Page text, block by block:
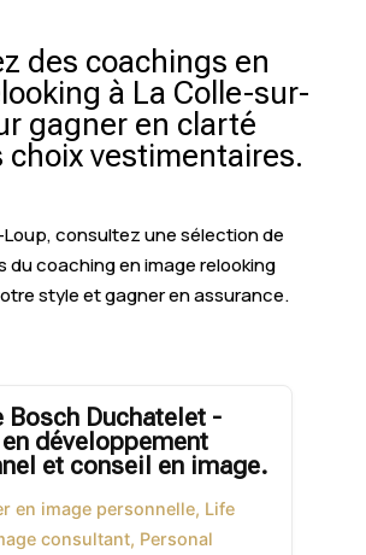
des coachings en
à La Colle-sur-
gagner en clarté
choix vestimentaires.
Loup, consultez une sélection de
du coaching en image relooking
style et gagner en assurance.
Bosch Duchatelet -
développement
et conseil en image.
en image personnelle, Life
consultant, Personal